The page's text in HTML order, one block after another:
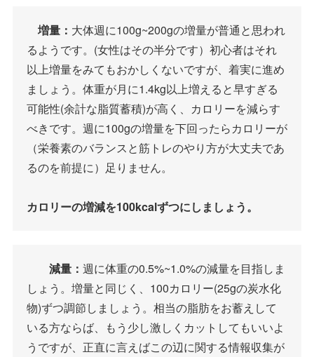
増量： 大体週に100g~200gの増量が普通と思われ
るようです。(女性はその半分です）初心者はそれ
以上増量をみてもおかしくないですが、着実に進め
ましょう。体重が月に1.4kg以上増えると早すぎる
可能性(余計な脂質蓄積)が高く、カロリーを減らす
べきです。週に100gの増量を下回ったらカロリーが
（栄養素のバランスと筋トレのやり方が大丈夫であ
るのを前提に）足りません。
カロリーの増減を100kcalずつにしましょう。
減量： 週に体重の0.5%~1.0%の減量を目指しま
しょう。増量と同じく、100カロリー(25gの炭水化
物)ずつ調節しましょう。相当の脂肪をお蓄えして
いる方ならば、もう少し激しくカットしてもいいよ
うですが、正直に言えばこの辺に関する情報収集が